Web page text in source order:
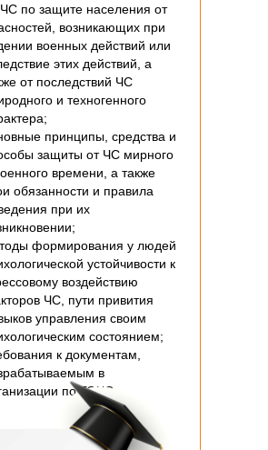
по защите населения от
возникающих при
военных действий или
этих действий, а
от последствий ЧС
и техногенного
принципы, средства и
защиты от ЧС мирного
времени, а также
обязанности и правила
при их
формирования у людей
устойчивости к
воздействию
ЧС, пути привития
управления своим
состоянием;
к документам,
в
по ГОЧС.